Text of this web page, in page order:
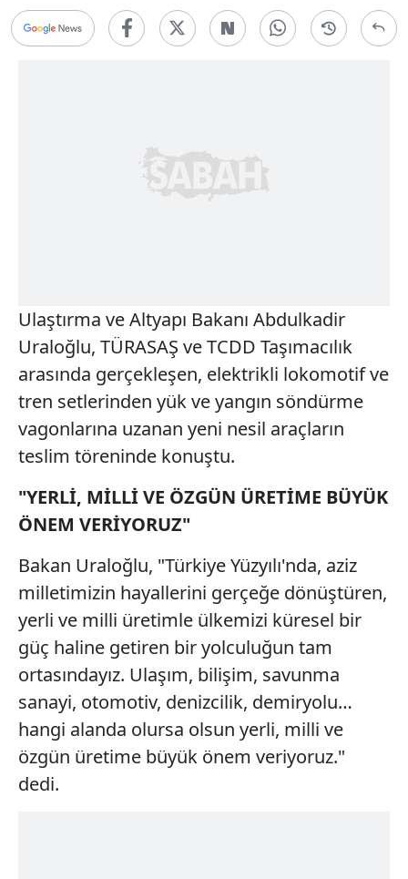
Ulaştırma ve Altyapı Bakanı Abdulkadir
Uraloğlu, TÜRASAŞ ve TCDD Taşımacılık
arasında gerçekleşen, elektrikli lokomotif ve
tren setlerinden yük ve yangın söndürme
vagonlarına uzanan yeni nesil araçların
teslim töreninde konuştu.
"YERLİ, MİLLİ VE ÖZGÜN ÜRETİME BÜYÜK
ÖNEM VERİYORUZ"
Bakan Uraloğlu, "Türkiye Yüzyılı'nda, aziz
milletimizin hayallerini gerçeğe dönüştüren,
yerli ve milli üretimle ülkemizi küresel bir
güç haline getiren bir yolculuğun tam
ortasındayız. Ulaşım, bilişim, savunma
sanayi, otomotiv, denizcilik, demiryolu…
hangi alanda olursa olsun yerli, milli ve
özgün üretime büyük önem veriyoruz."
dedi.